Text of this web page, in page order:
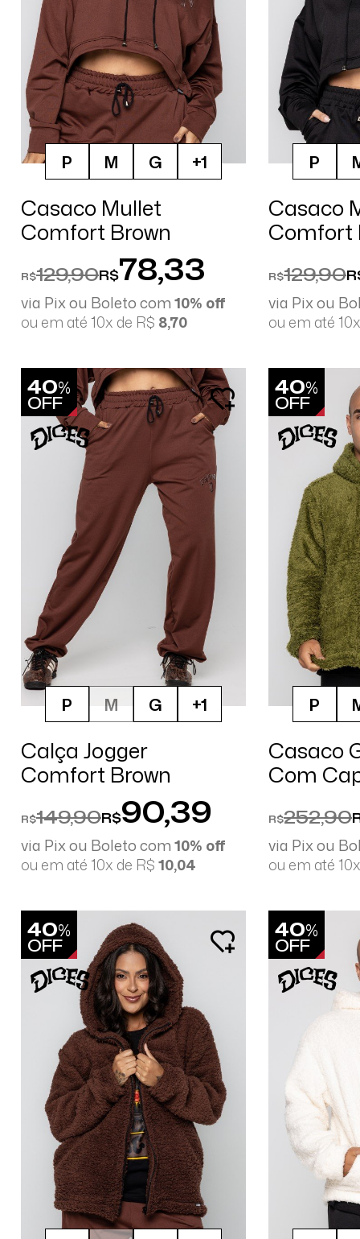
P M G +1
Casaco Mullet
Comfort Brown
R$129,90R$78,33
via Pix ou Boleto com10% off
ou em até 10x de R$ 8,70
P
Casaco
Comfort
R$129,90
via Pix ou
ou em até
40%
OFF
P M G +1
Calça Jogger
Comfort Brown
R$149,90R$90,39
via Pix ou Boleto com10% off
ou em até 10x de R$10,04
40%
OFF
P
Casaco
Com
R$252,90
via Pix ou
ou em até
40%
OFF
40%
OFF